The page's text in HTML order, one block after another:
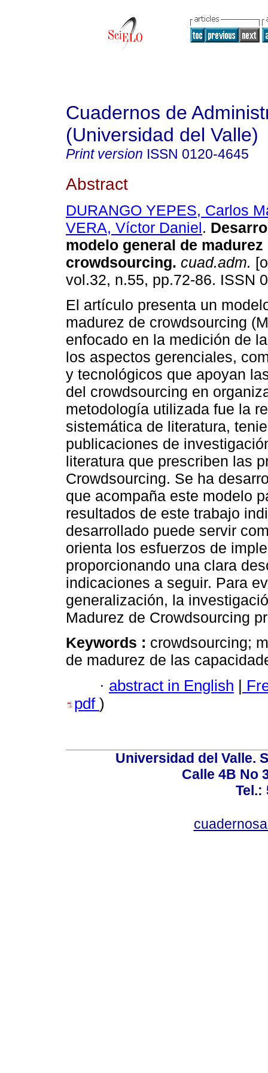
Cuadernos de
(Universidad del Valle)
Print version ISSN 0120-4645
Abstract
DURANGO YEPES, Carlos
VERA, Víctor Daniel.
modelo general de madurez
crowdsourcing. cuad.adm.
vol.32, n.55, pp.72-86. ISSN
El artículo presenta un
madurez de crowdsourcing
enfocado en la medición de
los aspectos gerenciales,
y tecnológicos que apoyan
del crowdsourcing en
metodología utilizada fue la
sistemática de literatura,
publicaciones de
literatura que prescriben las
Crowdsourcing. Se ha
que acompaña este modelo
resultados de este trabajo
desarrollado puede servir
orienta los esfuerzos de
proporcionando una clara
indicaciones a seguir. Para
generalización, la
Madurez de Crowdsourcing
Keywords : crowdsourcing;
de madurez de las
· abstract in English |
pdf )
Universidad del Valle.
Calle 4B No
Tel.: